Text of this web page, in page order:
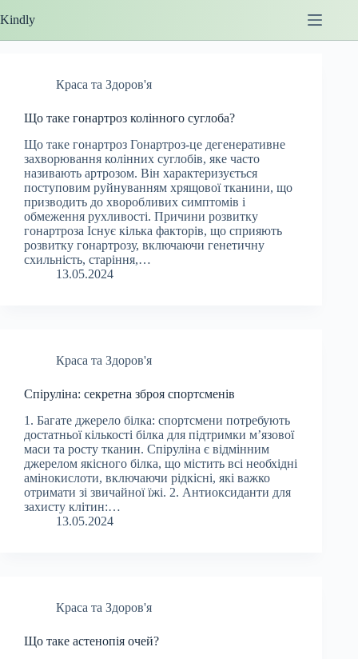
до
Kindly
Краса та Здоров'я
Що таке гонартроз колінного суглоба?
Що таке гонартроз Гонартроз-це дегенеративне
захворювання колінних суглобів, яке часто
називають артрозом. Він характеризується
поступовим руйнуванням хрящової тканини, що
призводить до хворобливих симптомів і
обмеження рухливості. Причини розвитку
гонартроза Існує кілька факторів, що сприяють
розвитку гонартрозу, включаючи генетичну
схильність, старіння,…
13.05.2024
Краса та Здоров'я
Спіруліна: секретна зброя спортсменів
1. Багате джерело білка: спортсмени потребують
достатньої кількості білка для підтримки м’язової
маси та росту тканин. Спіруліна є відмінним
джерелом якісного білка, що містить всі необхідні
амінокислоти, включаючи рідкісні, які важко
отримати зі звичайної їжі. 2. Антиоксиданти для
захисту клітин:…
13.05.2024
Краса та Здоров'я
Що таке астенопія очей?